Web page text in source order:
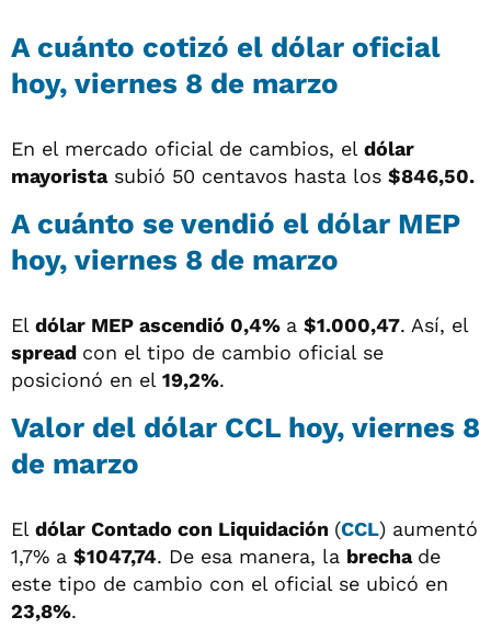
A cuánto cotizó el dólar oficial
hoy, viernes 8 de marzo
En el mercado oficial de cambios, el dólar
mayoristasubió 50 centavos hasta los $846,50.
A cuánto se vendió el dólar MEP
hoy, viernes 8 de marzo
El dólar MEP ascendió 0,4% a $1.000,47. Así, el
spread con el tipo de cambio oficial se
posicionó en el 19,2%.
Valor del dólar CCL hoy, viernes 8
de marzo
El dólar Contado con Liquidación (CCL) aumentó
1,7% a $1047,74. De esa manera, la brecha de
este tipo de cambio con el oficial se ubicó en
23,8%.